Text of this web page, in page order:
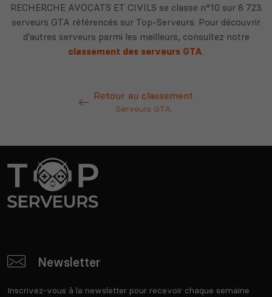
RECHERCHE AVOCATS ET CIVILS se classe n°10 sur 8 723
serveurs GTA référencés sur Top-Serveurs. Pour découvrir
d'autres serveurs parmi les meilleurs, consultez notre
classement des serveurs GTA.
Retour au classement
Serveurs GTA
Newsletter
Inscrivez-vous à la newsletter pour recevoir chaque semaine